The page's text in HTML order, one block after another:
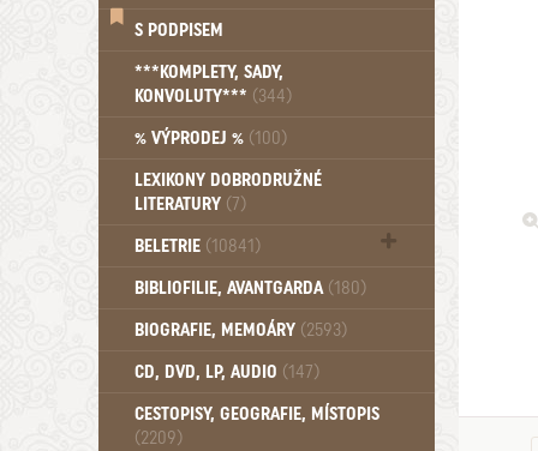
S PODPISEM
***KOMPLETY, SADY,
KONVOLUTY*** (344)
% VÝPRODEJ % (100)
LEXIKONY DOBRODRUŽNÉ
LITERATURY (7)
BELETRIE (10841)
Beletrie - Historická (1388)
Beletrie - Povídky (1757)
Beletrie - Válečné romány (489)
Beletrie - Ženské a dívčí romány
(1522)
BIBLIOFILIE, AVANTGARDA (180)
BIOGRAFIE, MEMOÁRY (2593)
CD, DVD, LP, AUDIO (147)
CESTOPISY, GEOGRAFIE, MÍSTOPIS
(2209)